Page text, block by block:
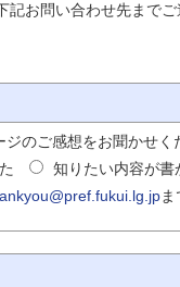
お問い合わせ先までご
のご感想をお聞かせく
知りたい内容が書